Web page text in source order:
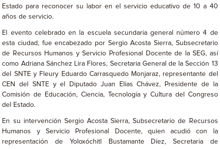
Estado para reconocer su labor en el servicio educativo de 10 a 40
años de servicio.
El evento celebrado en la escuela secundaria general número 4 de
esta ciudad, fue encabezado por Sergio Acosta Sierra, Subsecretario
de Recursos Humanos y Servicio Profesional Docente de la SEG, así
como Adriana Sánchez Lira Flores, Secretaria General de la Sección 13
del SNTE y Fleury Eduardo Carrasquedo Monjaraz, representante del
CEN del SNTE y el Diputado Juan Elías Chávez, Presidente de la
Comisión de Educación, Ciencia, Tecnología y Cultura del Congreso
del Estado.
En su intervención Sergio Acosta Sierra, Subsecretario de Recursos
Humanos y Servicio Profesional Docente, quien acudió con la
representación de Yoloxóchitl Bustamante Díez, Secretaria de